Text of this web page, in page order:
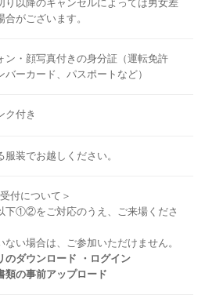
り以降のキャンセルによっては男女差
合がございます。
ン・顔写真付きの身分証（運転免許
バーカード、パスポートなど）
ク付き
服装でお越しください。
付について＞
下①②をご対応のうえ、ご来場くださ
い場合は、ご参加いただけません。
ダウンロード ・ログイン
の事前アップロード